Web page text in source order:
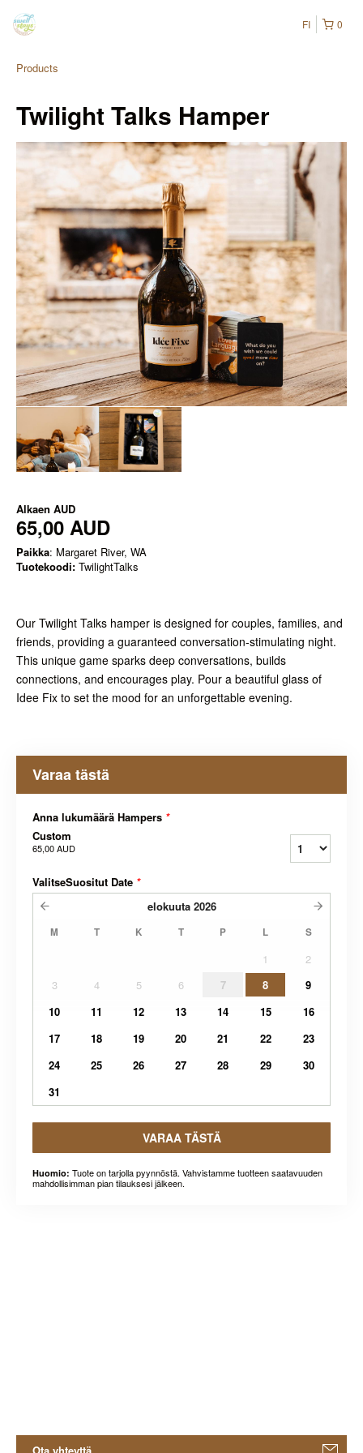
0
FI
Products
Twilight Talks Hamper
Alkaen AUD
65,00 AUD
Paikka: Margaret River, WA
Tuotekoodi: TwilightTalks
Our Twilight Talks hamper is designed for couples, families, and
friends, providing a guaranteed conversation-stimulating night.
This unique game sparks deep conversations, builds
connections, and encourages play. Pour a beautiful glass of
Idee Fix to set the mood for an unforgettable evening.
Varaa tästä
Anna lukumäärä Hampers *
Custom
65,00 AUD
ValitseSuositut Date *
elokuuta 2026
M T K T P L S
1
2
3
4 5 6 7 8
9
10
11 12 13 14 15
16
17
18 19 20 21 22
23
24
25 26 27 28 29
30
31
VARAA TÄSTÄ
Huomio: Tuote on tarjolla pyynnöstä. Vahvistamme tuotteen saatavuuden
mahdollisimman pian tilauksesi jälkeen.